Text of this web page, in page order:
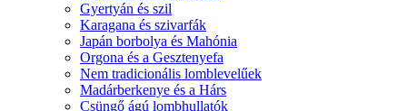
Gyertyán és szil
Karagana és szivarfák
Japán borbolya és Mahónia
Orgona és a Gesztenyefa
Nem tradicionális lomblevelűek
Madárberkenye és a Hárs
Csüngő ágú lombhullatók